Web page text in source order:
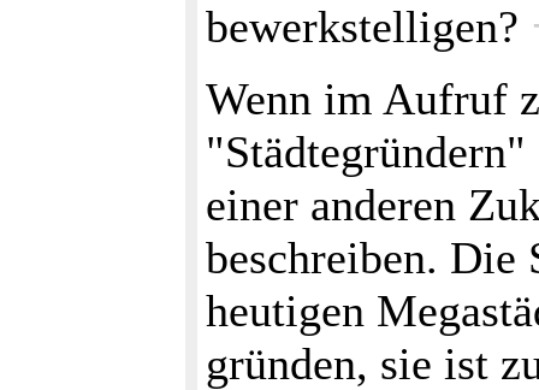
bewerkstelligen?
Wenn im Aufruf
einer anderen
beschreiben. Die
heutigen
gründen, sie ist